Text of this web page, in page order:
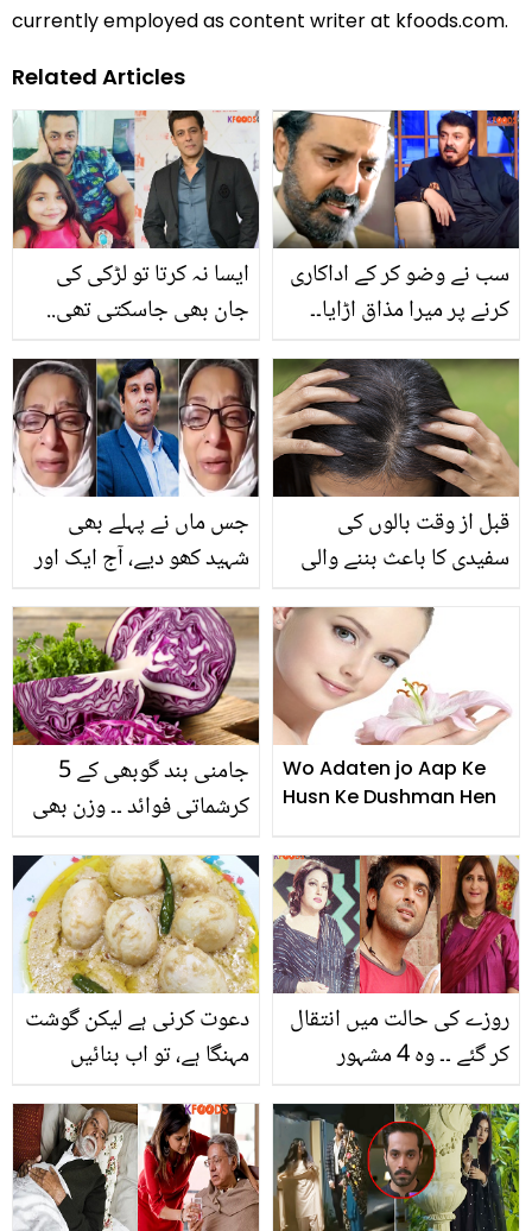
currently employed as content writer at kfoods.com.
Related Articles
ایسا نہ کرتا تو لڑکی کی
جان بھی جاسکتی تھی..
کی جان بچانے کی خاطر
جسم کا کون سا حصہ
عطیہ کردیا؟
سب نے وضو کر کے اداکاری
کرنے پر میرا مذاق اڑایا۔۔
والوں کو اپنے والد کی
نصیحت سنادی
جس ماں نے پہلے بھی
شہید کھو دیے، آج ایک اور
شریف کی والدہ نے بیٹے
سے متعلق کیا کہا؟ ماں کی
دہائی
قبل از وقت بالوں کی
سفیدی کا باعث بننے والی
جامنی بند گوبھی کے 5
کرشماتی فوائد ۔۔ وزن بھی
حفاظت
Wo Adaten jo Aap Ke
Husn Ke Dushman Hen
دعوت کرنی ہے لیکن گوشت
مہنگا ہے، تو اب بنائیں
مزیدار گریوی والا کھانا ہر
کوئی کھا کر تعریف کرنا نہ
بھولے
روزے کی حالت میں انتقال
کر گئے ۔۔ وہ 4 مشہور
مبارک کے مہینے میں دنیا
سے چل بسے